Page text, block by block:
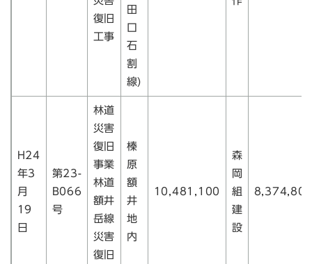
復旧
工事
田
口
石
割
線)
H24
年3
月
19
日
第23-
B066
号
林道
災害
復旧
事業
林道
額井
岳線
災害
復旧
榛
原
額
井
地
内
10,481,100
森
岡
組
建
設